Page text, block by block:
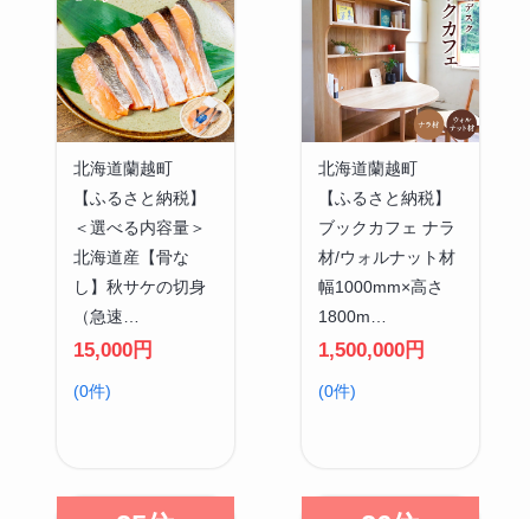
北海道蘭越町
【ふるさと納税】
＜選べる内容量＞
北海道産【骨な
し】秋サケの切身
（急速…
15,000円
(0件)
北海道蘭越町
【ふるさと納税】
ブックカフェ ナラ
材/ウォルナット材
幅1000mm×高さ
1800m…
1,500,000円
(0件)